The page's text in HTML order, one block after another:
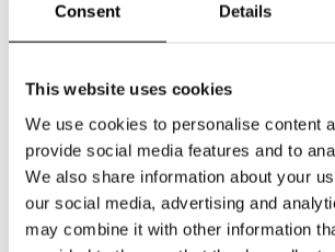
Consent Details
This website uses cookies
We use cookies to personalise content
provide social media features and to
We also share information about your
our social media, advertising and
may combine it with other information
Änglagård – biljetterna till
släpps 19 maj
Intresset för höstens stora musikal
Hittills har 20 000 biljetter bokats och
är i full gång, och glädjen i ensemblen
växer föreställningen fram dag för dag.
premiär den 17 september 2026.
släpper vi biljetterna till föreställningarna